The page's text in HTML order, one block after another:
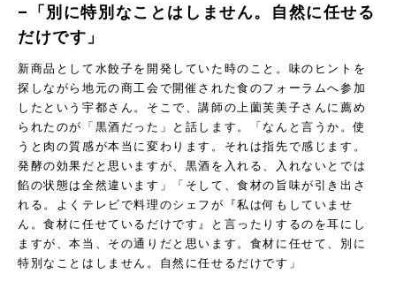
–「別に特別なことはしません。自然に任せる
だけです」
新商品として水餃子を開発していた時のこと。味のヒントを
探しながら地元の商工会で開催された食のフォーラムへ参加
したという宇都さん。そこで、講師の上薗芙美子さんに薦め
られたのが「黒酒だった」と話します。「なんと言うか。使
うと肉の質感が本当に変わります。それは指先で感じます。
発酵の効果だと思いますが、黒酒を入れる、入れないとでは
餡の状態は全然違います」「そして、食材の旨味が引き出さ
れる。よくテレビで料理のシェフが『私は何もしていませ
ん。食材に任せているだけです』と言ったりするのを耳にし
ますが、本当、その通りだと思います。食材に任せて、別に
特別なことはしません。自然に任せるだけです」